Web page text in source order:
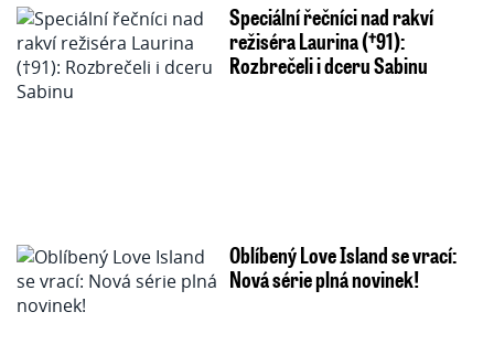
Speciální řečníci nad rakví
režiséra Laurina (†91):
Rozbrečeli i dceru Sabinu
Oblíbený Love Island se vrací:
Nová série plná novinek!